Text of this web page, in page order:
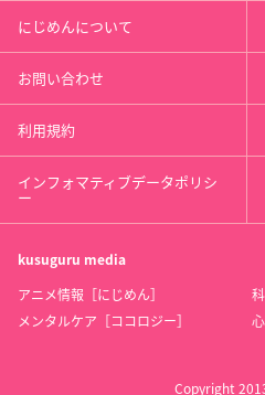
にじめんについて
お問い合わせ
利用規約
インフォマティブデータポリシ
ー
kusuguru media
アニメ情報［にじめん］
メンタルケア［ココロジー］
Copyright